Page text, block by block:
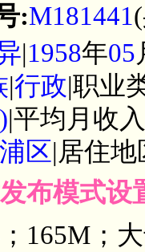
:M181441
|1958年05
|行政|职业
|平均月收
区|居住地
布模式
165M；